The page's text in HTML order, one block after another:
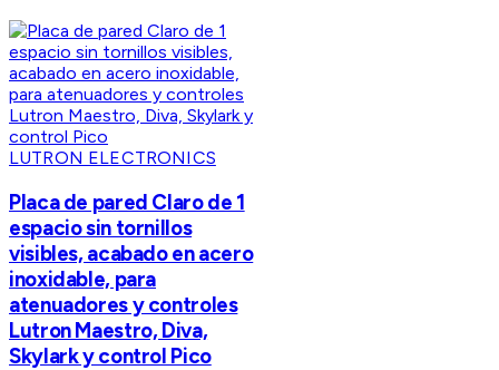
LUTRON ELECTRONICS
Placa de pared Claro de 1
espacio sin tornillos
visibles, acabado en acero
inoxidable, para
atenuadores y controles
Lutron Maestro, Diva,
Skylark y control Pico